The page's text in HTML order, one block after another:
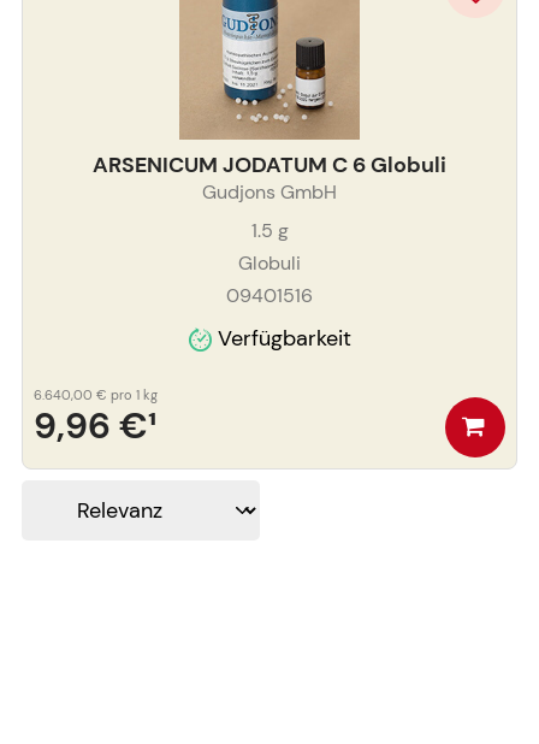
ARSENICUM JODATUM C 6 Globuli
Gudjons GmbH
1.5 g
Globuli
09401516
Verfügbarkeit
9,96 €¹
6.640,00 € pro 1 kg